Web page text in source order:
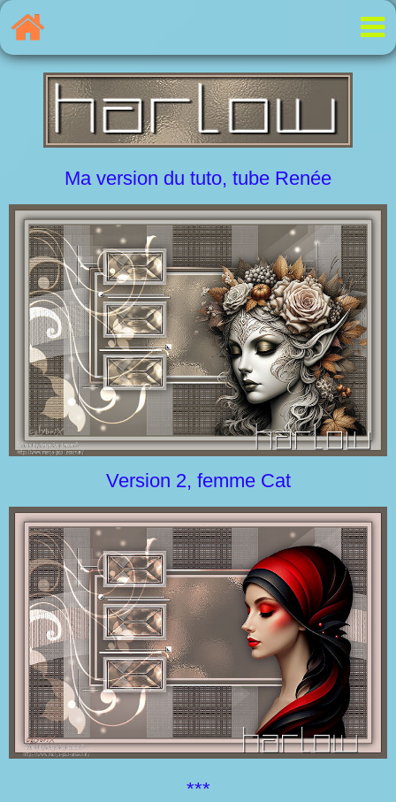
Ma version du tuto, tube Renée
Version 2, femme Cat
***